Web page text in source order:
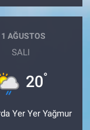
AĞUSTOS
SALI
20°
Yer Yer Yağmur